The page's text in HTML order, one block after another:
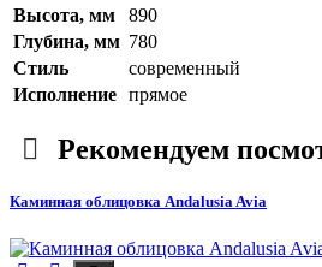
Высота, мм
890
Глубина, мм 780
Стиль
современный
Исполнение прямое
Рекомендуем
Каминная облицовка Andalusia Avia